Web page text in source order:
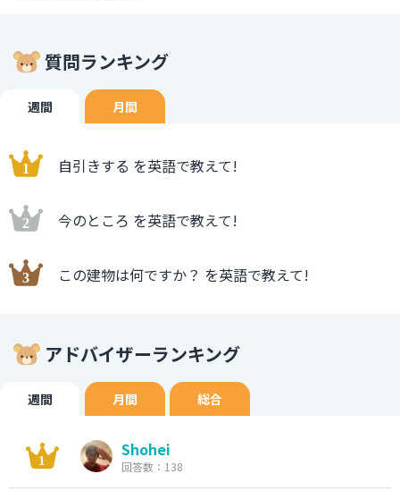
質問ランキング
週間 月間
自引きする を英語で教えて!
今のところ を英語で教えて!
この建物は何ですか？ を英語で教えて!
アドバイザーランキング
週間 月間 総合
Shohei
回答数：138